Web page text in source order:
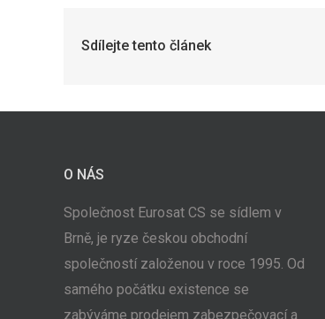
Sdílejte tento článek
O NÁS
Společnost Eurosat CS se sídlem v
Brně, je ryze českou obchodní
společností založenou v roce 1995. Od
samého počátku existence se
zabýváme prodejem zabezpečovací a